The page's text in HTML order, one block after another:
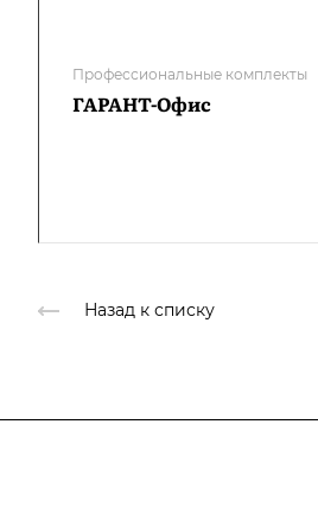
Профессиональные комплекты
ГАРАНТ-Офис
Назад к списку